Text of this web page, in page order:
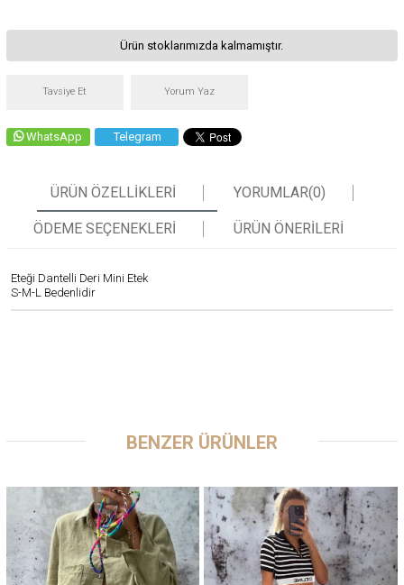
Ürün stoklarımızda kalmamıştır.
Tavsiye Et Yorum Yaz
WhatsApp Telegram
ÜRÜN ÖZELLIKLERI YORUMLAR(0)
ÖDEME SEÇENEKLERI ÜRÜN ÖNERILERI
Eteği Dantelli Deri Mini Etek
S-M-L Bedenlidir
BENZER ÜRÜNLER